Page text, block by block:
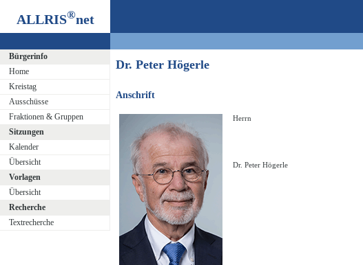
ALLRIS®net
Bürgerinfo
Home
Kreistag
Ausschüsse
Fraktionen & Gruppen
Sitzungen
Kalender
Übersicht
Vorlagen
Übersicht
Recherche
Textrecherche
Dr. Peter Högerle
Anschrift
Herrn
Dr. Peter Högerle